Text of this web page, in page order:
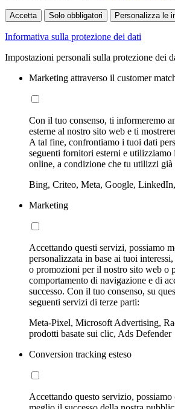
Accetta Solo obbligatori Personalizza le
Informativa sulla protezione dei dati
Impostazioni personali sulla protezione dei
Marketing attraverso il customer
Con il tuo consenso, ti informeremo
esterne al nostro sito web e ti
A tal fine, confrontiamo i tuoi dati
seguenti fornitori esterni e
online, a condizione che tu utilizzi
Bing, Criteo, Meta, Google,
Marketing
Accettando questi servizi, possiamo
personalizzata in base ai tuoi
o promozioni per il nostro sito web o
comportamento di navigazione e di
successo. Con il tuo consenso, su
seguenti servizi di terze parti:
Meta-Pixel, Microsoft Advertising,
prodotti basate sui clic, Ads Defender
Conversion tracking esteso
Accettando questo servizio,